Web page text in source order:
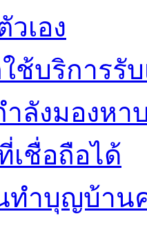
เอง
ช้บริการรั
ลังมองหา
เชื่อถือได้
ทำบุญบ้าน